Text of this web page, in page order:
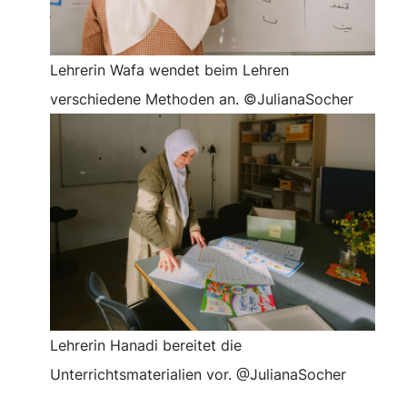
Lehrerin Wafa wendet beim Lehren
verschiedene Methoden an. ©JulianaSocher
Lehrerin Hanadi bereitet die
Unterrichtsmaterialien vor. @JulianaSocher